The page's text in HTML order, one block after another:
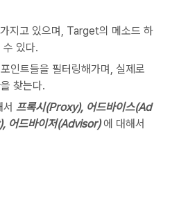
지고 있으며, Target의 메소드 하
수 있다.
인트들을 필터링해가며, 실제로
찾는다.
서 프록시(Proxy), 어드바이스(Ad
어드바이저(Advisor)에 대해서